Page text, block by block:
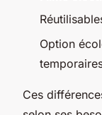
Option
Ces